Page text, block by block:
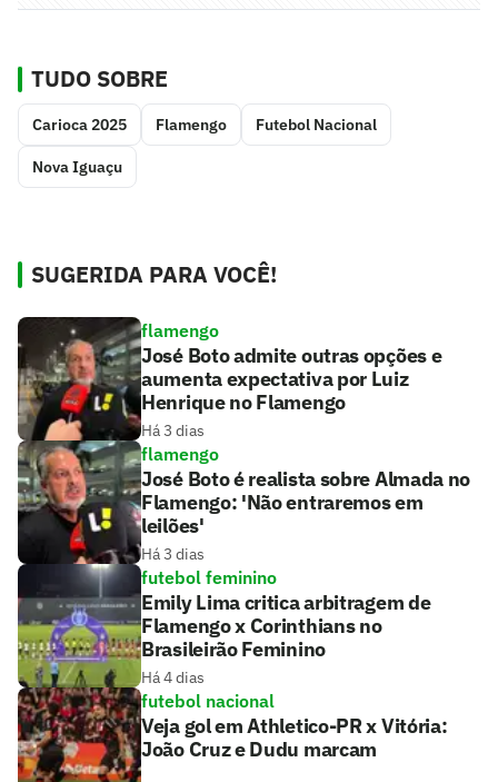
TUDO SOBRE
Carioca 2025 Flamengo Futebol Nacional
Nova Iguaçu
SUGERIDA PARA VOCÊ!
flamengo
José Boto admite outras opções e
aumenta expectativa por Luiz
Henrique no Flamengo
Há 3 dias
flamengo
José Boto é realista sobre Almada no
Flamengo: 'Não entraremos em
leilões'
Há 3 dias
futebol feminino
Emily Lima critica arbitragem de
Flamengo x Corinthians no
Brasileirão Feminino
Há 4 dias
futebol nacional
Veja gol em Athletico-PR x Vitória:
João Cruz e Dudu marcam